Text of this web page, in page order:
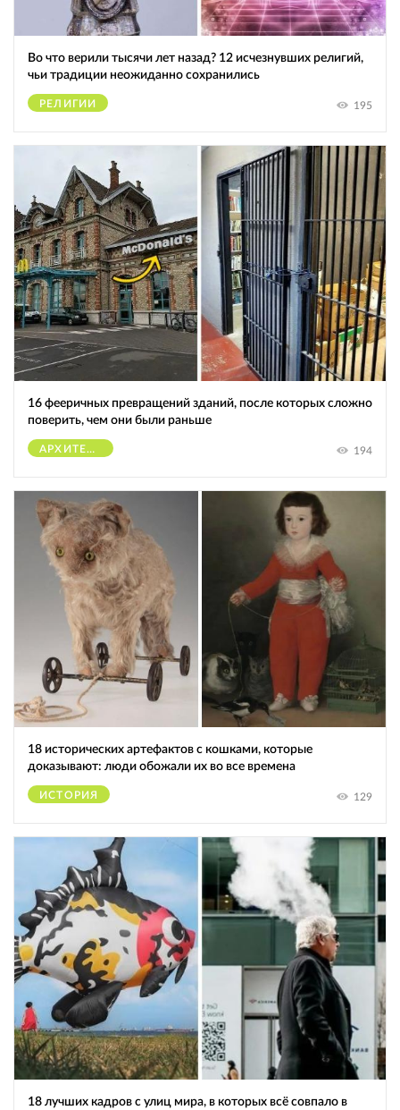
Во что верили тысячи лет назад? 12 исчезнувших религий,
чьи традиции неожиданно сохранились
РЕЛИГИИ 195
16 фееричных превращений зданий, после которых сложно
поверить, чем они были раньше
АРХИТЕКТУРА 194
18 исторических артефактов с кошками, которые
доказывают: люди обожали их во все времена
ИСТОРИЯ 129
18 лучших кадров с улиц мира, в которых всё совпало в